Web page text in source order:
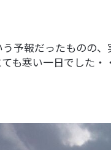
予報だったものの
も寒い一日でした・